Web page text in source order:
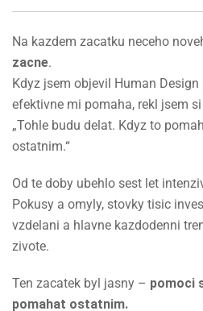
Na kazdem zacatku neceho
zacne.
Kdyz jsem objevil Human Design
efektivne mi pomaha, rekl jsem
„Tohle budu delat. Kdyz to
ostatnim.“
Od te doby ubehlo sest let
Pokusy a omyly, stovky tisic
vzdelani a hlavne kazdodenni
zivote.
Ten zacatek byl jasny – pomoci
pomahat ostatnim.